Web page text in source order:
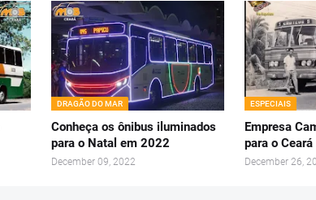
DRAGÃO DO MAR
Conheça os ônibus iluminados
para o Natal em 2022
December 09, 2022
ESPECIAIS
Empresa
para o Ceará
December 26,